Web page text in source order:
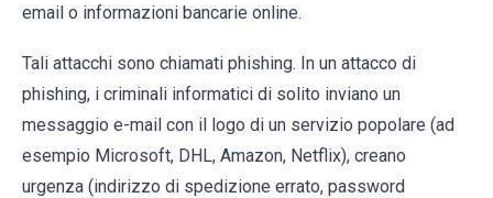
email o informazioni bancarie online.
Tali attacchi sono chiamati phishing. In un attacco di
phishing, i criminali informatici di solito inviano un
messaggio e-mail con il logo di un servizio popolare (ad
esempio Microsoft, DHL, Amazon, Netflix), creano
urgenza (indirizzo di spedizione errato, password